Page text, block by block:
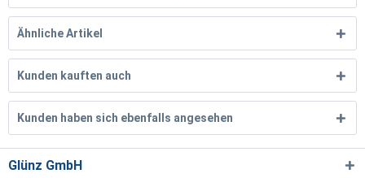
Ähnliche Artikel
Kunden kauften auch
Kunden haben sich ebenfalls angesehen
Glünz GmbH